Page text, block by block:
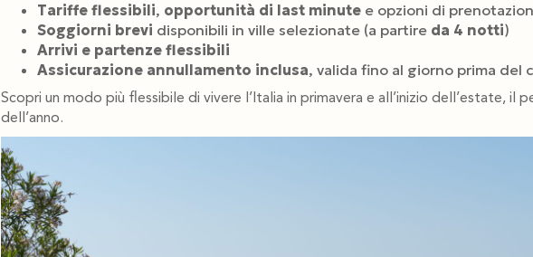
Tariffe flessibili, opportunità di last minutee opzioni di
Soggiorni brevi disponibili in ville selezionate (a partire da 4 notti)
Arrivi e partenze flessibili
Assicurazione annullamento inclusa, valida fino al giorno prima del
Scopri un modo più flessibile di vivere l’Italia in primavera e all’inizio dell’estate, il
dell’anno.